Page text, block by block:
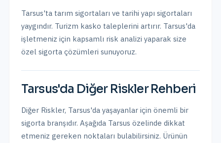
Tarsus'ta tarım sigortaları ve tarihi yapı sigortaları
yaygındır. Turizm kasko taleplerini artırır. Tarsus'da
işletmeniz için kapsamlı risk analizi yaparak size
özel sigorta çözümleri sunuyoruz.
Tarsus'da Diğer RisklerRehberi
Diğer Riskler, Tarsus'da yaşayanlar için önemli bir
sigorta branşıdır. Aşağıda Tarsus özelinde dikkat
etmeniz gereken noktaları bulabilirsiniz. Ürünün